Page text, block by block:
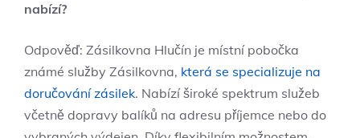
nabízí?
Odpověď: Zásilkovna Hlučín je místní pobočka
známé služby Zásilkovna, která se specializuje na
doručování zásilek. Nabízí široké spektrum služeb
včetně dopravy balíků na adresu příjemce nebo do